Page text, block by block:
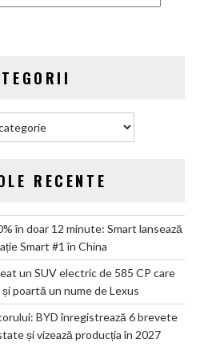
bateriile
în
RECENTE
în doar 12 minute: Smart lansează
Smart #1 în China
un SUV electric de 585 CP care
poartă un nume de Lexus
BYD înregistrează 6 brevete
și vizează producția în 2027